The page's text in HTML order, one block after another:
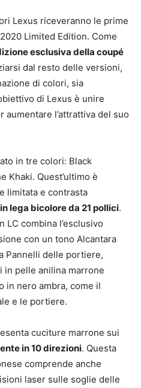
Lexus riceveranno le prime
Limited Edition. Come
esclusiva della coupé
dal resto delle versioni,
di colori, sia
di Lexus è unire
l’attrattiva del suo
in tre colori: Black
Khaki. Quest’ultimo è
limitata e contrasta
lega bicolore da 21 pollici.
LC combina l’esclusivo
con un tono Alcantara
Pannelli delle portiere,
pelle anilina marrone
in nero ambra, come il
e le portiere.
cuciture marrone sui
in 10 direzioni. Questa
comprende anche
laser sulle soglie delle